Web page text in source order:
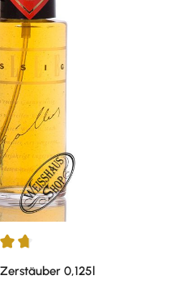
4.83 von 5 Sternen
0,125l